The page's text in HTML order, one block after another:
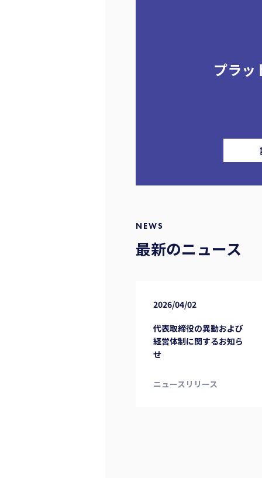
プラッ
NEWS
最新のニュース
2026/04/02
代表取締役の異動および
経営体制に関するお知ら
せ
ニュースリリース